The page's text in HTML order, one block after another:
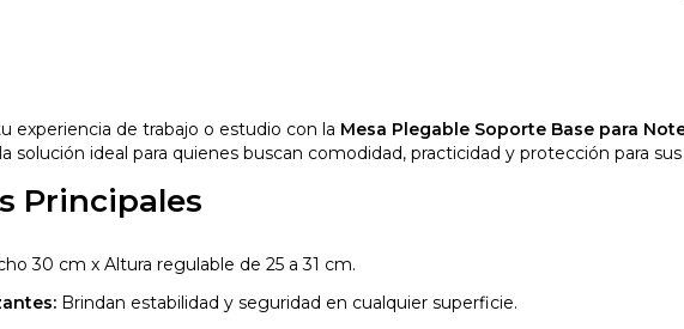
experiencia de trabajo o estudio con la Mesa Plegable Soporte Base para
solución ideal para quienes buscan comodidad, practicidad y protección para
Principales
30 cm x Altura regulable de 25 a 31 cm.
Brindan estabilidad y seguridad en cualquier superficie.